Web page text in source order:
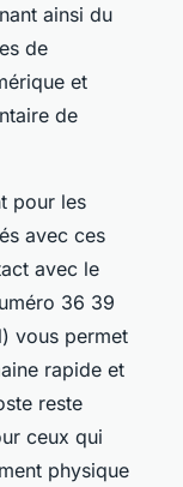
ainsi du
de
et
de
pour les
avec ces
avec le
36 39
vous permet
rapide et
reste
ceux qui
physique